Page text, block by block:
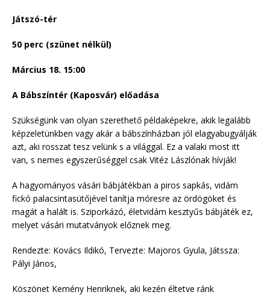
Játszó-tér
50 perc (szünet nélkül)
Március 18. 15:00
A Bábszíntér (Kaposvár) előadása
Szükségünk van olyan szerethető példaképekre, akik legalább
képzeletünkben vagy akár a bábszínházban jól elagyabugyálják
azt, aki rosszat tesz velünk s a világgal. Ez a valaki most itt
van, s nemes egyszerűséggel csak Vitéz Lászlónak hívják!
A hagyományos vásári bábjátékban a piros sapkás, vidám
fickó palacsintasütőjével tanítja móresre az ördögöket és
magát a halált is. Sziporkázó, életvidám kesztyűs bábjáték ez,
melyet vásári mutatványok előznek meg.
Rendezte: Kovács Ildikó, Tervezte: Majoros Gyula, Játssza:
Pályi János,
Köszönet Kemény Henriknek, aki kezén éltetve ránk